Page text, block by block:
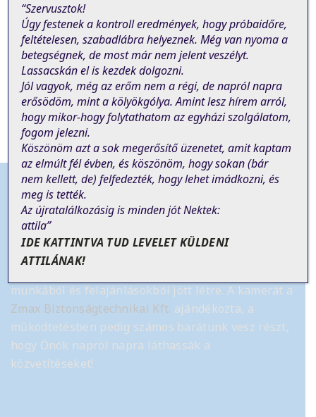
PREVIOUS POST
Tájékoztató
munkából és felajánlásokból jött létre. A kamerát a
Zmax Biztonságtechnikai Kft. ajándékozta, a
működtetésben pedig számos barátunk vesz részt,
hogy Önök napról napra láthassák a
közvetítéseket!
“Szervusztok!
Úgy festenek a kontroll eredmények, hogy próbaidőre,
feltételesen, szabadlábra helyeznek. Még van nyoma a
betegségnek, de most már nem jelent veszélyt.
Lassacskán el is kezdek dolgozni.
Jól vagyok, még az erőm nem a régi, de napról napra
erősödöm, mint a kölyökgólya. Amint lesz hírem arról,
hogy mikor-hogy folytathatom az egyházi szolgálatom,
fogom jelezni.
Köszönöm azt a sok megerősítő üzenetet, amit kaptam
az elmúlt fél évben, és köszönöm, hogy sokan (bár
nemkellett, de) felfedezték, hogy lehet imádkozni, és
meg is tették.
Az újratalálkozásig is minden jót Nektek:
attila”
IDE KATTINTVA TUD LEVELET KÜLDENI
ATTILÁNAK!